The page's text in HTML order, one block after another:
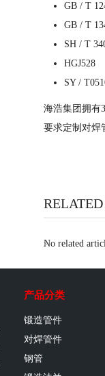
GB / T
GB / T
SH / T
HGJ528
SY /
海浩集团拥有
要求定制对焊
RELATED
No related
产品分类
锻造管件
对焊管件
钢管